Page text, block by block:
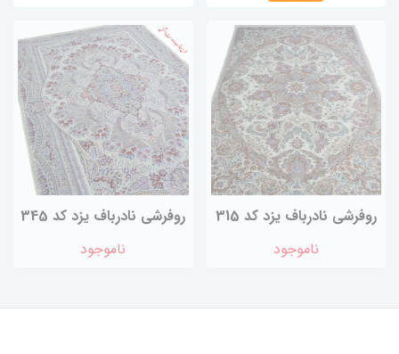
روفرشی نادرباف یزد کد 315
ناموجود
روفرشی نادرباف یزد کد 345
ناموجود